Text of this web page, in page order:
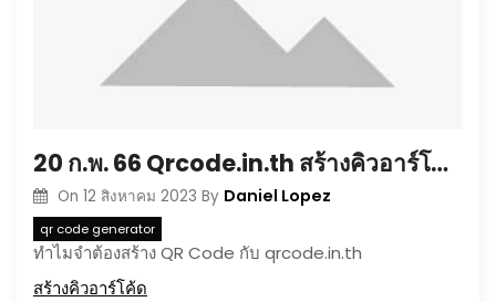
20 ก.พ. 66 Qrcode.in.th สร้างคิวอาร์โค้ด รับทำการตลาดออนไลน์สร้าง QR code PDF ฟรี บาร์โค้ดสร้างqr codeให้ qr code สำเร็จรูป Top 5 by Kina
On 12 สิงหาคม 2023 By Daniel Lopez
qr code generator
ทำไมจำต้องสร้าง QR Code กับ qrcode.in.th
สร้างคิวอาร์โค้ด